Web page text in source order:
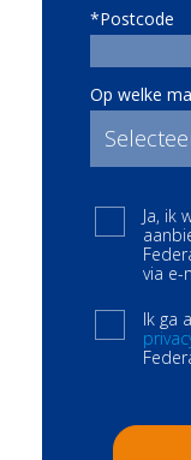
*Postcode
Op welke
Ja, ik
via e-
Ik ga